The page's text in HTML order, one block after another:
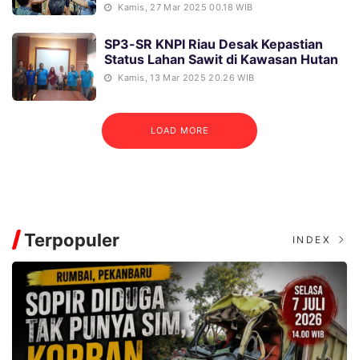
Kamis, 27 Mar 2025 00.18 WIB
SP3-SR KNPI Riau Desak Kepastian
Status Lahan Sawit di Kawasan Hutan
Kamis, 13 Mar 2025 20.26 WIB
LOAD MORE
Terpopuler INDEX